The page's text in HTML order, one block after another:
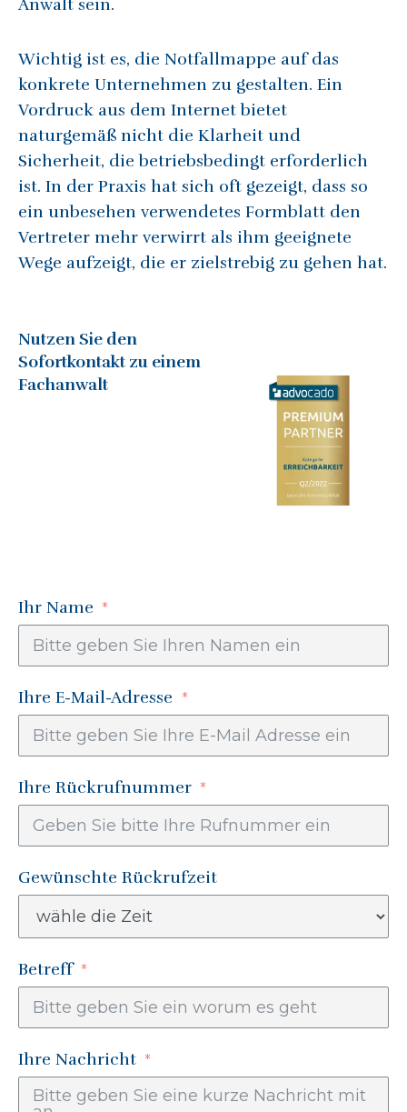
Anwalt sein.
Wichtig ist es, die Notfallmappe auf das
konkrete Unternehmen zu gestalten. Ein
Vordruck aus dem Internet bietet
naturgemäß nicht die Klarheit und
Sicherheit, die betriebsbedingt erforderlich
ist. In der Praxis hat sich oft gezeigt, dass so
ein unbesehen verwendetes Formblatt den
Vertreter mehr verwirrt als ihm geeignete
Wege aufzeigt, die er zielstrebig zu gehen hat.
Nutzen Sie den
Sofortkontakt zu einem
Fachanwalt
Ihr Name
Ihre E-Mail-Adresse
Ihre Rückrufnummer
Gewünschte Rückrufzeit
Betreff
Ihre Nachricht